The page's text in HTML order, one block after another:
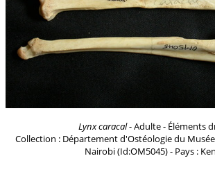
Lynx caracal- Adulte - Éléments
Collection : Département d'Ostéologie du
Nairobi (Id:OM5045) - Pays :